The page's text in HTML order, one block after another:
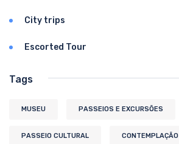
City trips
Escorted Tour
Tags
MUSEU PASSEIOS E EXCURSÕES
PASSEIO CULTURAL CONTEMPLAÇÃO